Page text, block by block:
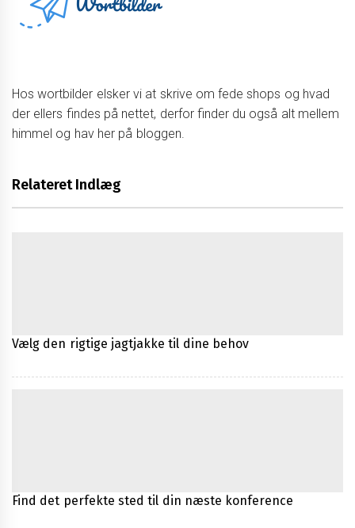
Hos wortbilder elsker vi at skrive om fede shops og hvad
der ellers findes på nettet, derfor finder du også alt mellem
himmel og hav her på bloggen.
Relateret Indlæg
Vælg den rigtige jagtjakke til dine behov
Find det perfekte sted til din næste konference